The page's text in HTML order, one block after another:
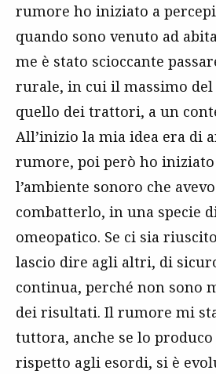
rumore ho iniziato a
quando sono venuto ad
me è stato scioccante
rurale, in cui il massimo
quello dei trattori, a un
All’inizio la mia idea era di
rumore, poi però ho
l’ambiente sonoro che
combatterlo, in una specie
omeopatico. Se ci sia
lascio dire agli altri, di
continua, perché non sono
dei risultati. Il rumore mi
tuttora, anche se lo
rispetto agli esordi, si è